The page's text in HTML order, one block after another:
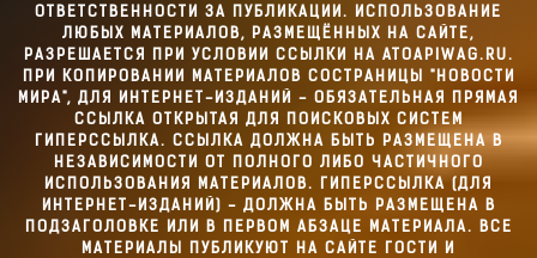
ОТВЕТСТВЕННОСТИ ЗА ПУБЛИКАЦИИ. ИСПОЛЬЗОВАНИЕ
ЛЮБЫХ МАТЕРИАЛОВ, РАЗМЕЩЁННЫХ НА САЙТЕ,
РАЗРЕШАЕТСЯ ПРИ УСЛОВИИ ССЫЛКИ НА ATOAPIWAG.RU.
ПРИ КОПИРОВАНИИ МАТЕРИАЛОВ СОСТРАНИЦЫ "НОВОСТИ
МИРА", ДЛЯ ИНТЕРНЕТ-ИЗДАНИЙ - ОБЯЗАТЕЛЬНАЯ ПРЯМАЯ
ССЫЛКА ОТКРЫТАЯ ДЛЯ ПОИСКОВЫХ СИСТЕМ
ГИПЕРССЫЛКА. ССЫЛКА ДОЛЖНА БЫТЬ РАЗМЕЩЕНА В
НЕЗАВИСИМОСТИ ОТ ПОЛНОГО ЛИБО ЧАСТИЧНОГО
ИСПОЛЬЗОВАНИЯ МАТЕРИАЛОВ. ГИПЕРССЫЛКА (ДЛЯ
ИНТЕРНЕТ-ИЗДАНИЙ) - ДОЛЖНА БЫТЬ РАЗМЕЩЕНА В
ПОДЗАГОЛОВКЕ ИЛИ В ПЕРВОМ АБЗАЦЕ МАТЕРИАЛА. ВСЕ
МАТЕРИАЛЫ ПУБЛИКУЮТ НА САЙТЕ ГОСТИ И